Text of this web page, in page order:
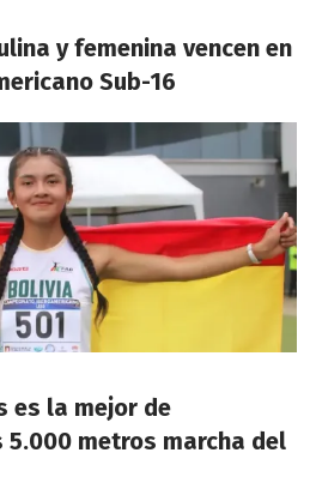
y femenina vencen en
Sub-16
es la mejor de
5.000 metros marcha del